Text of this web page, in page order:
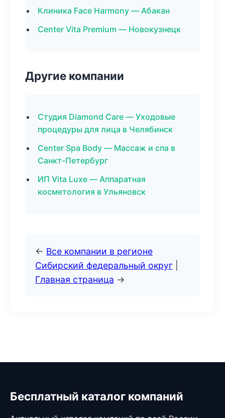
Клиника Face Harmony — Абакан
Center Vita Premium — Новокузнецк
Другие компании
Студия Diamond Care — Уходовые
процедуры для лица в Челябинск
Center Spa Body — Массаж и спа в
Санкт-Петербург
ИП Vita Luxe — Аппаратная
косметология в Ульяновск
← Все компании в регионе
Сибирский федеральный округ
Главная страница →
Бесплатный каталог компаний